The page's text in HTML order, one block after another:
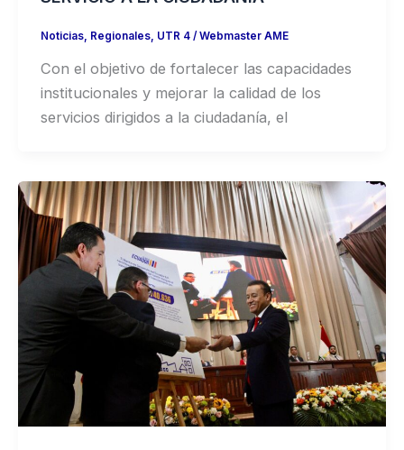
Noticias, Regionales, UTR 4/Webmaster AME
Con el objetivo de fortalecer las capacidades
institucionales y mejorar la calidad de los
servicios dirigidos a la ciudadanía, el